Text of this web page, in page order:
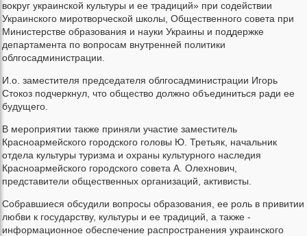
вокруг украинской культуры и ее традиций» при содействии
Украинского миротворческой школы, Общественного совета при
Министерстве образования и науки Украины и поддержке
департамента по вопросам внутренней политики
облгосадминистрации.
И.о. заместителя председателя облгосадминистрации Игорь
Стокоз подчеркнул, что общество должно объединиться ради ее
будущего.
В мероприятии также приняли участие заместитель
Красноармейского городского головы Ю. Третьяк, начальник
отдела культуры туризма и охраны культурного наследия
Красноармейского городского совета А. Олехнович,
представители общественных организаций, активисты.
Собравшиеся обсудили вопросы образования, ее роль в привитии
любви к государству, культуры и ее традиций, а также -
информационное обеспечение распространения украинского